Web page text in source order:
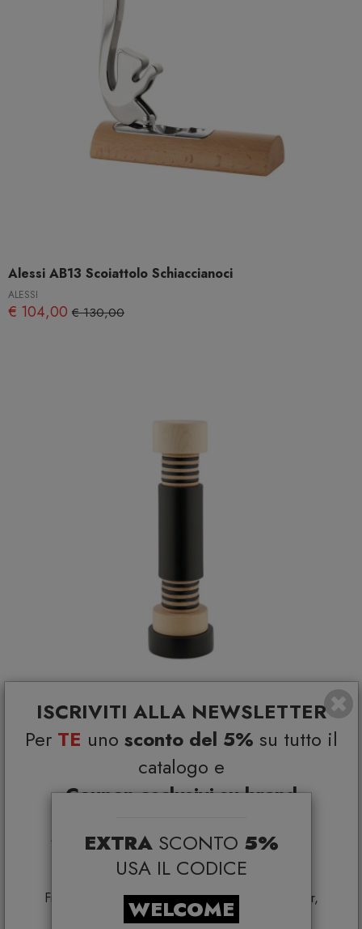
ISCRIVITI ALLA NEWSLETTER
Per TE uno sconto del 5% su tutto il
catalogo e
Coupon esclusivi su brand
*Coupon non cumulabile con altre promo e non
applicabile su:
Smeg, Bontempi Casa, Samsonite, BBB Italia,
Franke, Gufram, Memphis, Plust, Samsung, Faber,
Dunavox, Zafferano, VG, Slide
EXTRA SCONTO 5%
USA IL CODICE
WELCOME
Alessi AB13 Scoiattolo Schiaccianoci
ALESSI
€ 104,00 € 130,00
Alessi MP0215 Macinasale, pepe e spezie in legno di
€ 108,00€ 135,00